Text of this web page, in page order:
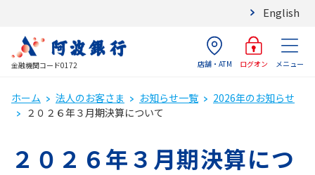
English
金融機関コード0172 店舗・ATM ログオン メニュー
ホーム 法人のお客さま お知らせ一覧
2026年のお知らせ
２０２６年３月期決算について
２０２６年３月期決算につ